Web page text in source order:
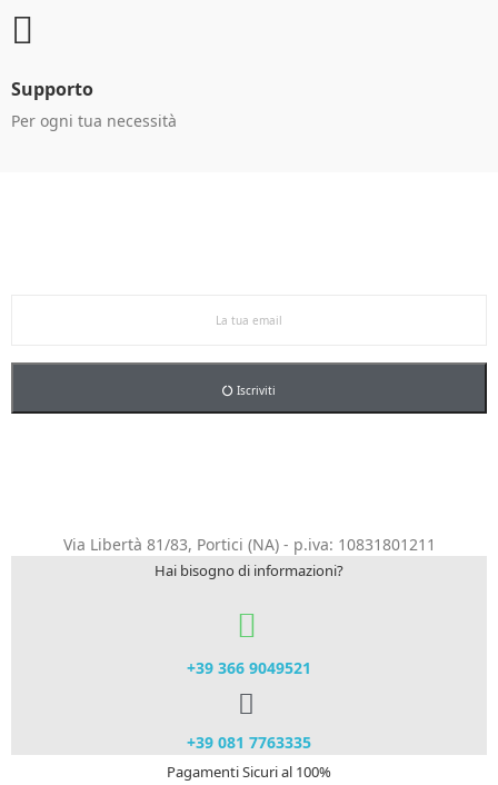
Supporto
Per ogni tua necessità
Iscriviti
Via Libertà 81/83, Portici (NA) - p.iva: 10831801211
Hai bisogno di informazioni?
+39 366 9049521​
+39 081 7763335
Pagamenti Sicuri al 100%